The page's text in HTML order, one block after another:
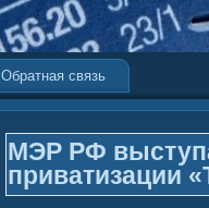
Обратная связь
МЭР РФ
приватизации